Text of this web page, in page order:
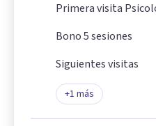
Primera visita
Bono 5 sesiones
Siguientes visitas
+1 más